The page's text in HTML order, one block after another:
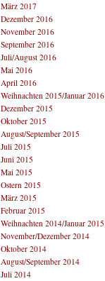
März 2017
Dezember 2016
November 2016
September 2016
Juli/August 2016
Mai 2016
April 2016
Weihnachten 2015/Januar 2016
Dezember 2015
Oktober 2015
August/September 2015
Juli 2015
Juni 2015
Mai 2015
Ostern 2015
März 2015
Februar 2015
Weihnachten 2014/Januar 2015
November/Dezember 2014
Oktober 2014
August/September 2014
Juli 2014